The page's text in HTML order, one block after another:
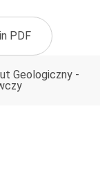
PDF
Geologiczny -